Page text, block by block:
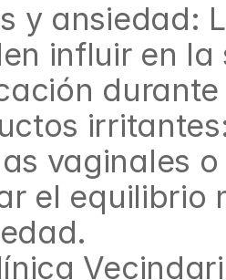
y ansiedad:
influir en
vaginales
el equilibrio